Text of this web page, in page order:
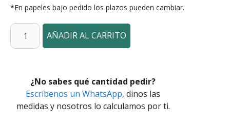
*En papeles bajo pedido los plazos pueden cambiar.
AÑADIR AL CARRITO
¿No sabes qué cantidad pedir?
Escríbenos un WhatsApp, dinos las
medidas y nosotros lo calculamos por ti.